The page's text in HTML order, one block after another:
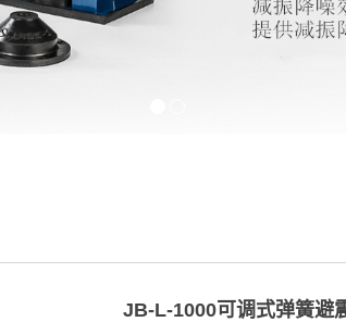
JB-L-1000可调式弹簧避